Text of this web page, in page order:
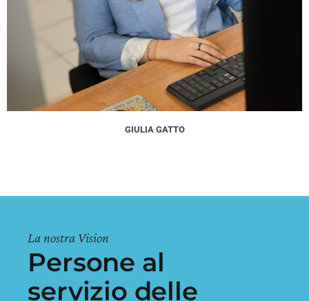
GIULIA GATTO
La nostra Vision
Persone al
servizio delle